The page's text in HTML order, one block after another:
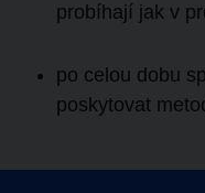
probíhají jak v
po celou dobu
poskytovat